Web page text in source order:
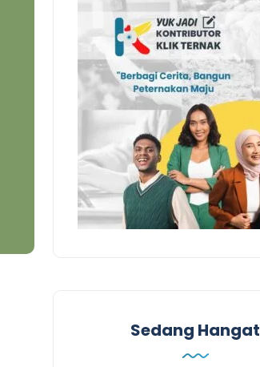
Sedang Hangat